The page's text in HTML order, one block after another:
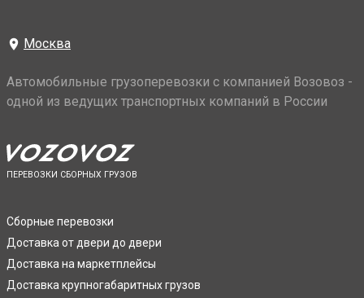
Москва
Автомобильные грузоперевозки с компанией Возовоз -
одной из ведущих транспортных компаний в России
ПЕРЕВОЗКИ СБОРНЫХ ГРУЗОВ
Сборные перевозки
Доставка от двери до двери
Доставка на маркетплейсы
Доставка крупногабаритных грузов